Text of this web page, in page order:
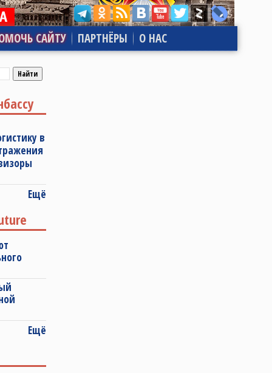
САЙТУ ПАРТНЁРЫ О НАС
в
Ещё
Ещё